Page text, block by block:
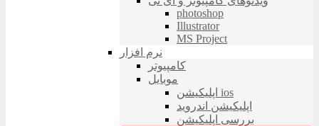
photoshop
Illustrator
MS Project
نرم افزار
کامپیوتر
موبایل
اپلیکیشن ios
اپلیکیشن اندروید
بررسی اپلیکیشن